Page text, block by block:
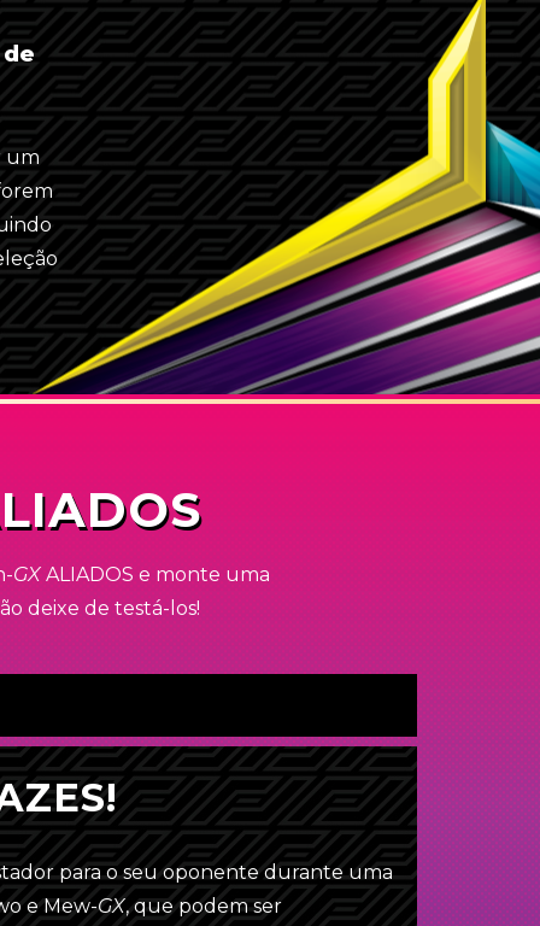
um
GXALIADOS e monte uma
deixe de testá-los!
para o seu oponente durante uma
e Mew-GX, que podem ser
Copiar lista de cartas